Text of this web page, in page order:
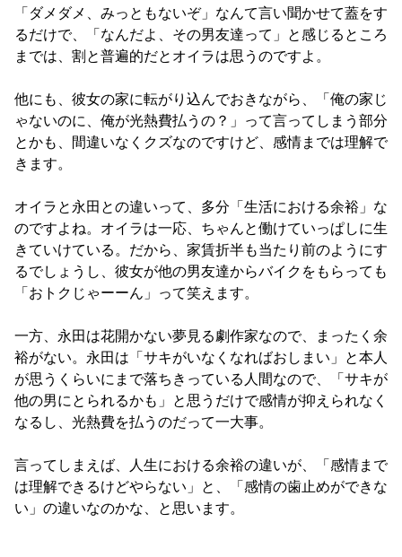
「ダメダメ、みっともないぞ」なんて言い聞かせて蓋をす
るだけで、「なんだよ、その男友達って」と感じるところ
までは、割と普遍的だとオイラは思うのですよ。
他にも、彼女の家に転がり込んでおきながら、「俺の家じ
ゃないのに、俺が光熱費払うの？」って言ってしまう部分
とかも、間違いなくクズなのですけど、感情までは理解で
きます。
オイラと永田との違いって、多分「生活における余裕」な
のですよね。オイラは一応、ちゃんと働けていっぱしに生
きていけている。だから、家賃折半も当たり前のようにす
るでしょうし、彼女が他の男友達からバイクをもらっても
「おトクじゃーーん」って笑えます。
一方、永田は花開かない夢見る劇作家なので、まったく余
裕がない。永田は「サキがいなくなればおしまい」と本人
が思うくらいにまで落ちきっている人間なので、「サキが
他の男にとられるかも」と思うだけで感情が抑えられなく
なるし、光熱費を払うのだって一大事。
言ってしまえば、人生における余裕の違いが、「感情まで
は理解できるけどやらない」と、「感情の歯止めができな
い」の違いなのかな、と思います。